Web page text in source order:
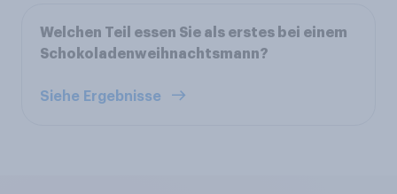
Welchen Teil essen Sie als erstes bei einem
Schokoladenweihnachtsmann?
Siehe Ergebnisse